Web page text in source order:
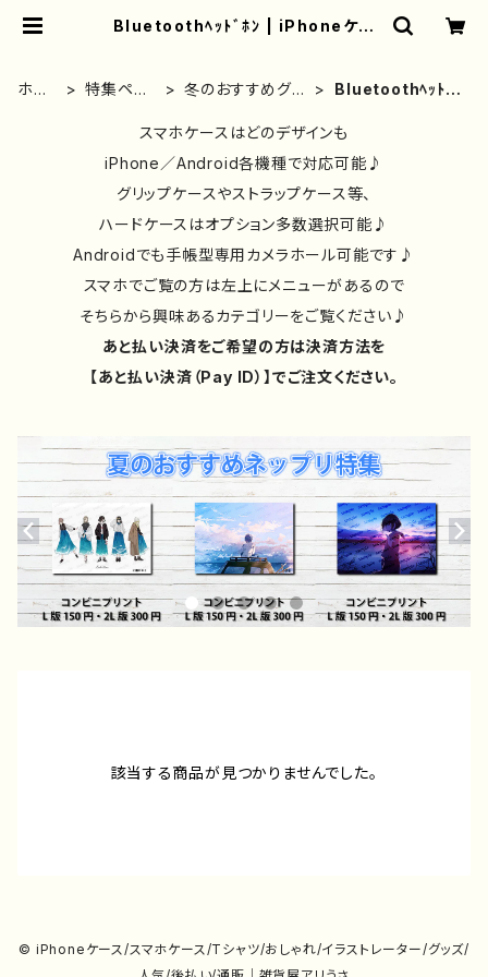
Bluetoothﾍｯﾄﾞﾎﾝ | iPhoneケー
通販｜雑貨屋アリうさ
ホー
特集ペー
冬のおすすめグッ
Bluetoothﾍｯﾄﾞ
スマホケースはどのデザインも
iPhone／Android各機種で対応可能♪
グリップケースやストラップケース等、
ハードケースはオプション多数選択可能♪
Androidでも手帳型専用カメラホール可能です♪
スマホでご覧の方は左上にメニューがあるので
そちらから興味あるカテゴリーをご覧ください♪
あと払い決済をご希望の方は決済方法を
【あと払い決済（Pay ID）】でご注文ください。
該当する商品が見つかりませんでした。
© iPhoneケース/スマホケース/Tシャツ/おしゃれ/イラストレーター/グッズ/